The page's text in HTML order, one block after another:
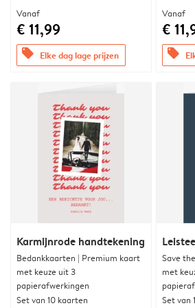
Vanaf
€ 11,99
offers Elke dag lage prijzen
Vanaf
€
offers
Karmijnrode handtekening
Bedankkaarten | Premium kaart
met keuze uit 3
papierafwerkingen
Set van 10 kaarten
Save
met
Set van